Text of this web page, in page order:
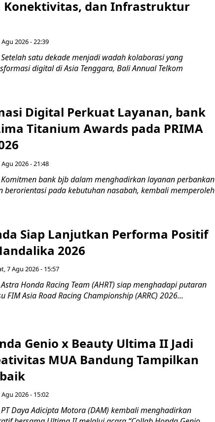
Konektivitas, dan Infrastruktur
2026 - 22:39
Setelah satu dekade menjadi wadah kolaborasi yang
digital di Asia Tenggara, Bali Annual Telkom
Digital Perkuat Layanan, bank
Titanium Awards pada PRIMA
2026 - 21:48
Komitmen bank bjb dalam menghadirkan layanan perbankan
berorientasi pada kebutuhan nasabah, kembali memperoleh
Siap Lanjutkan Performa Positif
2026
7 Agu 2026 - 15:57
Astra Honda Racing Team (AHRT) siap menghadapi putaran
FIM Asia Road Racing Championship (ARRC) 2026...
Genio x Beauty Ultima II Jadi
MUA Bandung Tampilkan
2026 - 15:02
PT Daya Adicipta Motora (DAM) kembali menghadirkan